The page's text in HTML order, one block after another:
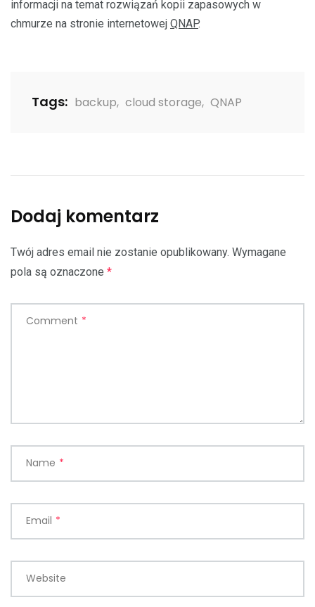
informacji na temat rozwiązań kopii zapasowych w
chmurze na stronie internetowej QNAP.
Tags: backup, cloud storage, QNAP
Dodaj komentarz
Twój adres email nie zostanie opublikowany. Wymagane
pola są oznaczone *
Comment *
Name *
Email *
Website